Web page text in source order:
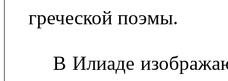
греческой поэмы.
В Илиаде